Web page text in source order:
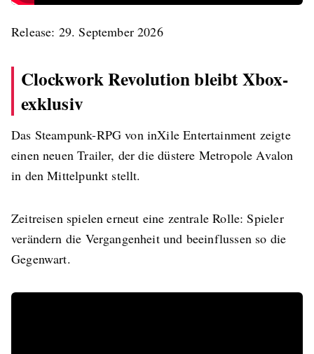
Release: 29. September 2026
Clockwork Revolution bleibt Xbox-
exklusiv
Das Steampunk-RPG von inXile Entertainment zeigte
einen neuen Trailer, der die düstere Metropole Avalon
in den Mittelpunkt stellt.
Zeitreisen spielen erneut eine zentrale Rolle: Spieler
verändern die Vergangenheit und beeinflussen so die
Gegenwart.